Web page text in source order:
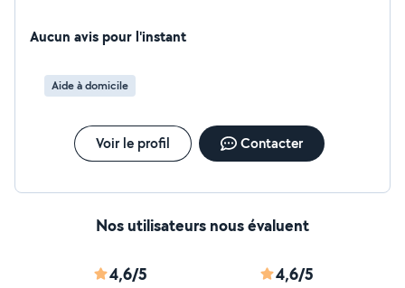
Aucun avis pour l'instant
Aide à domicile
Voir le profil Contacter
Nos utilisateurs nous évaluent
4,6/5 4,6/5